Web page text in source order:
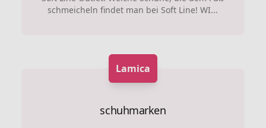
schmeicheln findet man bei Soft Line! WI...
Lamica
schuhmarken